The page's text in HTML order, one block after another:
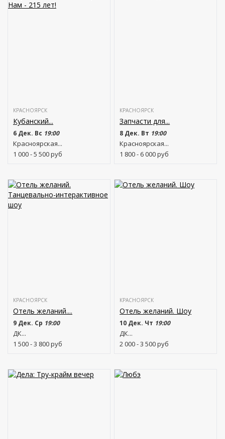
КРАСНОЯРСК
Кубанский...
6 Дек. Вс 19:00
Красноярская...
1 000 - 5 500руб
КРАСНОЯРСК
Запчасти для...
8 Дек. Вт 19:00
Красноярская...
1 800 - 6 000руб
КРАСНОЯРСК
Отель желаний....
9 Дек. Ср 19:00
ДК...
1 500 - 3 800руб
КРАСНОЯРСК
Отель желаний. Шоу
10 Дек. Чт 19:00
ДК...
2 000 - 3 500руб